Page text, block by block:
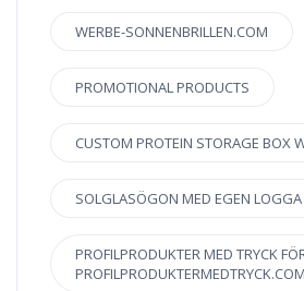
WERBE-SONNENBRILLEN.COM
PROMOTIONAL PRODUCTS
CUSTOM PROTEIN STORAGE BOX
SOLGLASÖGON MED EGEN LOGGA
PROFILPRODUKTER MED TRYCK
PROFILPRODUKTERMEDTRYCK.COM